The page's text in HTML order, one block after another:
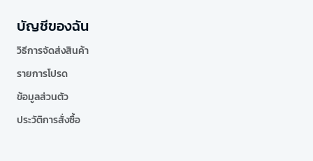
บัญชีของฉัน
วิธีการจัดส่งสินค้า
รายการโปรด
ข้อมูลส่วนตัว
ประวัติการสั่งซื้อ